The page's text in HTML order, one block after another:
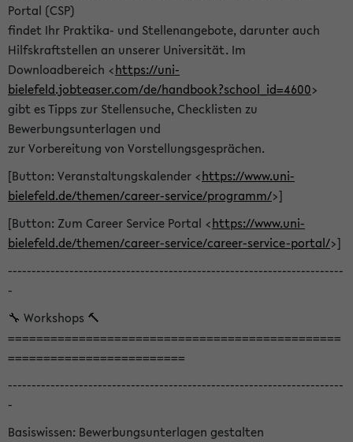
Portal (CSP)
findet Ihr Praktika- und Stellenangebote, darunter auch
Hilfskraftstellen an unserer Universität. Im
Downloadbereich <https://uni-
bielefeld.jobteaser.com/de/handbook?school_id=4600>
gibt es Tipps zur Stellensuche, Checklisten zu
Bewerbungsunterlagen und
zur Vorbereitung von Vorstellungsgesprächen.
[Button: Veranstaltungskalender <https://www.uni-
bielefeld.de/themen/career-service/programm/>]
[Button: Zum Career Service Portal <https://www.uni-
bielefeld.de/themen/career-service/career-service-portal/>]
-----------------------------------------------------------------------
-
🔧 Workshops 🔨
===============================================
=========================
-----------------------------------------------------------------------
-
Basiswissen: Bewerbungsunterlagen gestalten